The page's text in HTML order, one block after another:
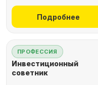
Подробнее
ПРОФЕССИЯ
Инвестиционный
советник